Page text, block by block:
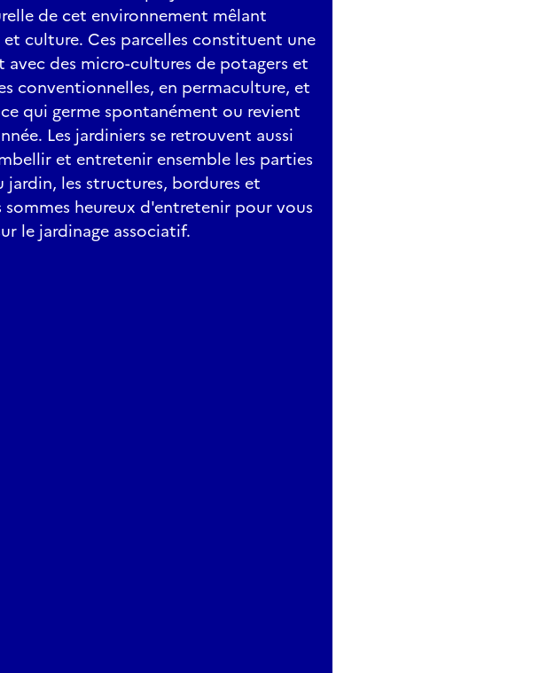
de cet environnement mêlant
culture. Ces parcelles constituent une
avec des micro-cultures de potagers et
conventionnelles, en permaculture, et
qui germe spontanément ou revient
Les jardiniers se retrouvent aussi
et entretenir ensemble les parties
jardin, les structures, bordures et
heureux d'entretenir pour vous
le jardinage associatif.